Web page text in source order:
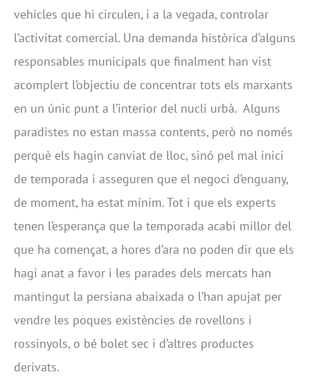
vehicles que hi circulen, i a la vegada, controlar
l’activitat comercial. Una demanda històrica d’alguns
responsables municipals que finalment han vist
acomplert l’objectiu de concentrar tots els marxants
en un únic punt a l’interior del nucli urbà. Alguns
paradistes no estan massa contents, però no només
perquè els hagin canviat de lloc, sinó pel mal inici
de temporada i asseguren que el negoci d’enguany,
de moment, ha estat mínim. Tot i que els experts
tenen l’esperança que la temporada acabi millor del
que ha començat, a hores d’ara no poden dir que els
hagi anat a favor i les parades dels mercats han
mantingut la persiana abaixada o l’han apujat per
vendre les poques existències de rovellons i
rossinyols, o bé bolet sec i d’altres productes
derivats.